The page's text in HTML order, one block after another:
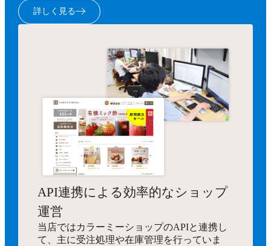
詳しく見る
API連携による効率的なショップ
運営
当店ではカラーミーショップのAPIと連携し
て、主に受注処理や在庫管理を行っていま